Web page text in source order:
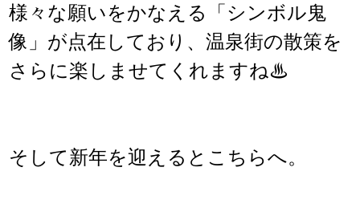
様々な願いをかなえる「シンボル鬼
像」が点在しており、温泉街の散策を
さらに楽しませてくれますね♨
そして新年を迎えるとこちらへ。